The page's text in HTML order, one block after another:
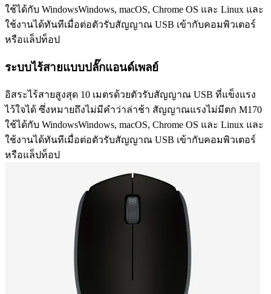
ใช้ได้กับ WindowsWindows, macOS, Chrome OS และ Linux และ
ใช้งานได้ทันทีเมื่อต่อตัวรับสัญญาณ USB เข้ากับคอมพิวเตอร์
หรือแล็ปท็อป
ระบบไร้สายแบบปลั๊กแอนด์เพลย์
อิสระไร้สายสูงสุด 10 เมตรด้วยตัวรับสัญญาณ USB ที่แข็งแรง
ไว้ใจได้ ซึ่งหมายถึงไม่มีคำว่าล่าช้า สัญญาณแรงไม่มีตก M170
ใช้ได้กับ WindowsWindows, macOS, Chrome OS และ Linux และ
ใช้งานได้ทันทีเมื่อต่อตัวรับสัญญาณ USB เข้ากับคอมพิวเตอร์
หรือแล็ปท็อป